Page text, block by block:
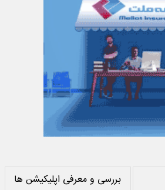
بررسی و معرفی اپلیکیشن ها